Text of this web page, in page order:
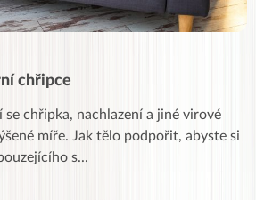
chřipce
se chřipka, nachlazení a jiné virové
míře. Jak tělo podpořit, abyste si
s...